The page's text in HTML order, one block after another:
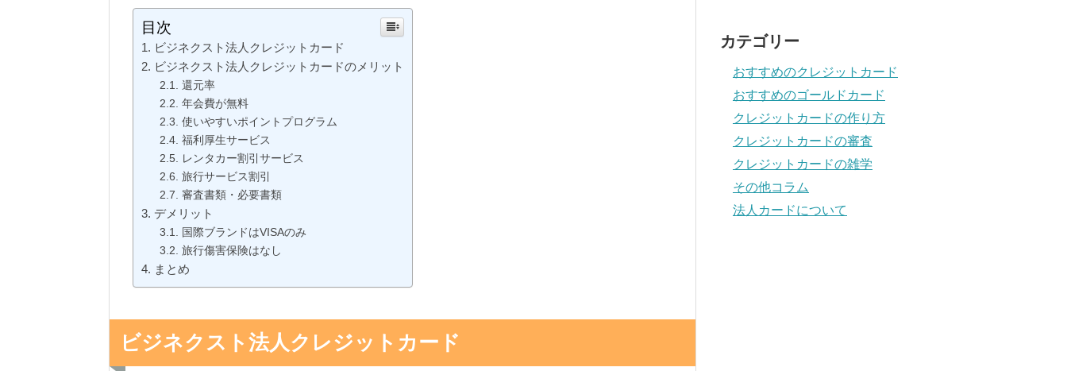
目次
ビジネクスト法人クレジットカード
ビジネクスト法人クレジットカードのメリット
還元率
年会費が無料
使いやすいポイントプログラム
福利厚生サービス
レンタカー割引サービス
旅行サービス割引
審査書類・必要書類
デメリット
国際ブランドはVISAのみ
旅行傷害保険はなし
まとめ
ビジネクスト法人クレジットカード
カテゴリー
おすすめのクレジットカード
おすすめのゴールドカード
クレジットカードの作り方
クレジットカードの審査
クレジットカードの雑学
その他コラム
法人カードについて